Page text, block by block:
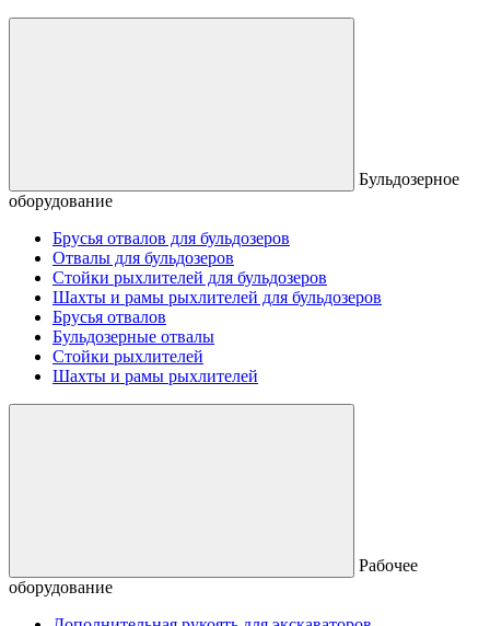
Бульдозерное
оборудование
Брусья отвалов для бульдозеров
Отвалы для бульдозеров
Стойки рыхлителей для бульдозеров
Шахты и рамы рыхлителей для бульдозеров
Брусья отвалов
Бульдозерные отвалы
Стойки рыхлителей
Шахты и рамы рыхлителей
Рабочее
оборудование